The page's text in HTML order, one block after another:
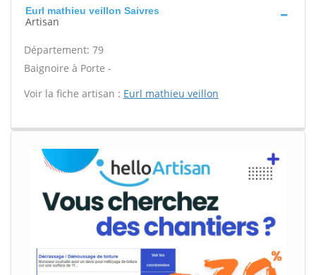
Eurl mathieu veillon Saivres
Artisan
Département: 79
Baignoire à Porte -
Voir la fiche artisan : Eurl mathieu veillon